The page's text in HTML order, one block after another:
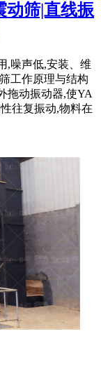
动筛|直线振
,噪声低,安装、维
工作原理与结构
拖动振动器,使YA
往复振动,物料在